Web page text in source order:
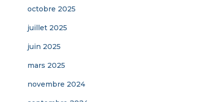
octobre 2025
juillet 2025
juin 2025
mars 2025
novembre 2024